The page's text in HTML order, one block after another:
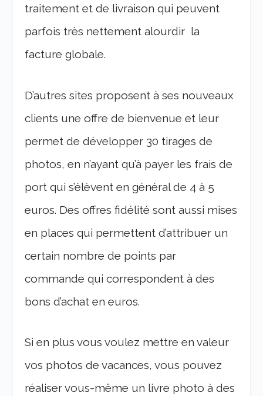
traitement et de livraison qui peuvent
parfois très nettement alourdir la
facture globale.
D’autres sites proposent à ses nouveaux
clients une offre de bienvenue et leur
permet de développer 30 tirages de
photos, en n’ayant qu’à payer les frais de
port qui s’élèvent en général de 4 à 5
euros. Des offres fidélité sont aussi mises
en places qui permettent d’attribuer un
certain nombre de points par
commande qui correspondent à des
bons d’achat en euros.
Si en plus vous voulez mettre en valeur
vos photos de vacances, vous pouvez
réaliser vous-même un livre photo à des